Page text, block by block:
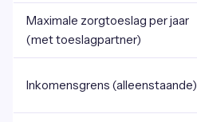
Maximale zorgtoeslag per jaar
(met toeslagpartner)
Inkomensgrens (alleenstaande)